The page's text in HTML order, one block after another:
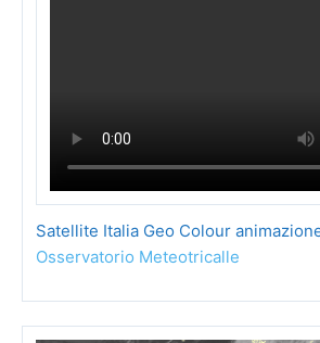
Satellite Italia Geo Colour
Osservatorio Meteotricalle